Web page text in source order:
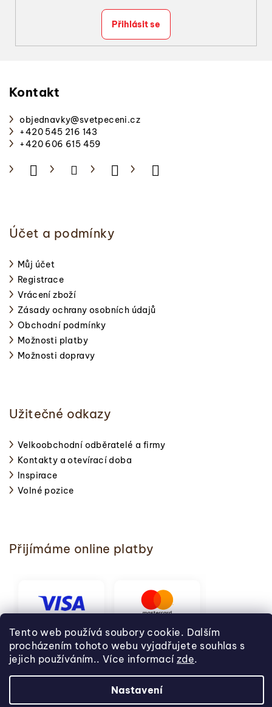
Tento web používá soubory cookie. Dalším
procházením tohoto webu vyjadřujete souhlas s
jejich používáním.. Více informací zde.
Nastavení
Přihlásit se
Kontakt
objednavky@svetpeceni.cz
+420 545 216 143
+420 606 615 459
Účet a podmínky
Můj účet
Registrace
Vrácení zboží
Zásady ochrany osobních údajů
Obchodní podmínky
Možnosti platby
Možnosti dopravy
Užitečné odkazy
Velkoobchodní odběratelé a firmy
Kontakty a otevírací doba
Inspirace
Volné pozice
Přijímáme online platby